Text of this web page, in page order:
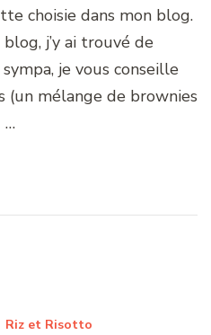
choisie dans mon blog.
j’y ai trouvé de
je vous conseille
(un mélange de brownies
…
Riz et Risotto